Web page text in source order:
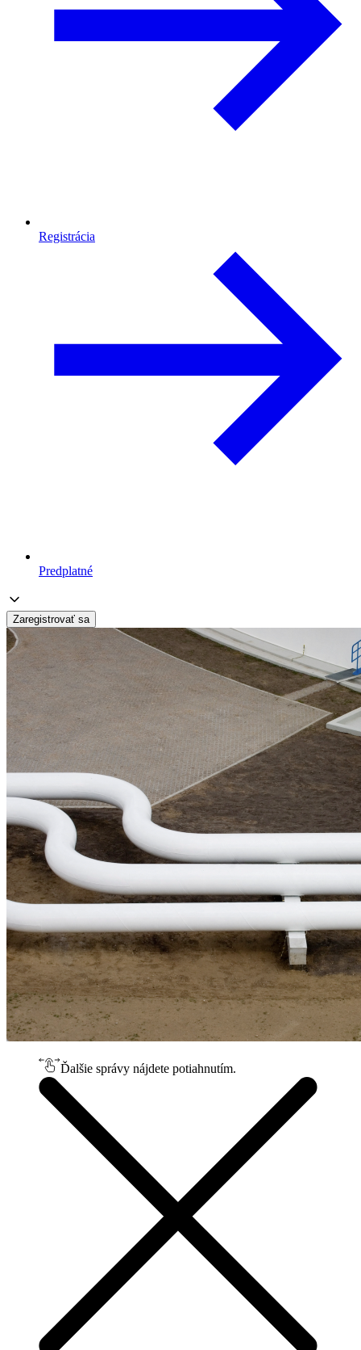
Registrácia
Predplatné
Zaregistrovať sa
Ďalšie správy nájdete potiahnutím.